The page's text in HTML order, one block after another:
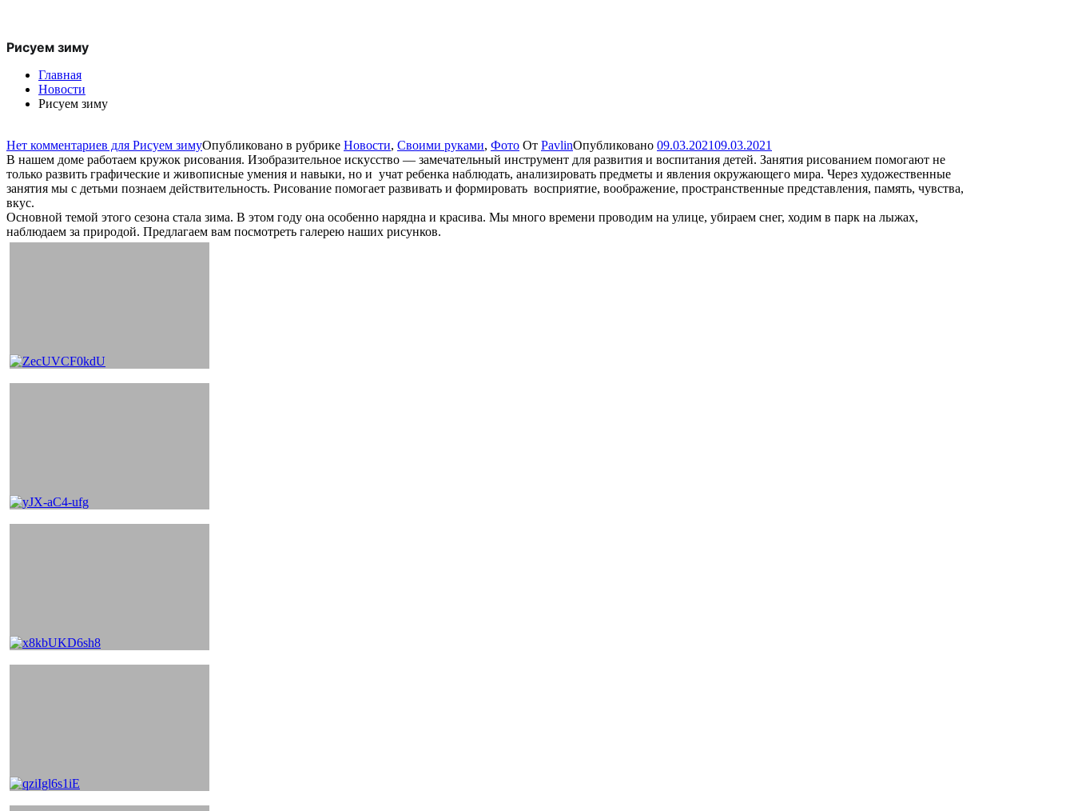
Рисуем зиму
Главная
Новости
Рисуем зиму
Нет комментариев для Рисуем зимуОпубликовано в рубрике Новости, Своими руками, Фото От PavlinОпубликовано 09.03.202109.03.2021
В нашем доме работаем кружок рисования. Изобразительное искусство — замечательный инструмент для развития и воспитания детей. Занятия рисованием помогают не
только развить графические и живописные умения и навыки, но и учат ребенка наблюдать, анализировать предметы и явления окружающего мира. Через художественные
занятия мы с детьми познаем действительность. Рисование помогает развивать и формировать восприятие, воображение, пространственные представления, память, чувства,
вкус.
Основной темой этого сезона стала зима. В этом году она особенно нарядна и красива. Мы много времени проводим на улице, убираем снег, ходим в парк на лыжах,
наблюдаем за природой. Предлагаем вам посмотреть галерею наших рисунков.